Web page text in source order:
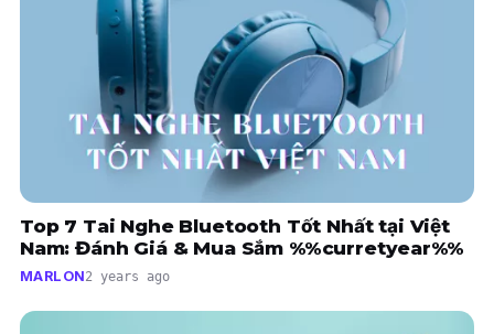
Top 7 Tai Nghe Bluetooth Tốt Nhất tại Việt
Nam: Đánh Giá & Mua Sắm %%curretyear%%
MARLON2 years ago